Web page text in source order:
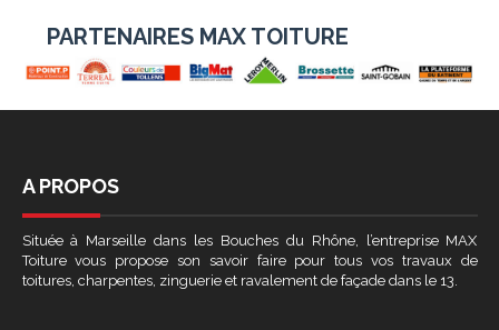
PARTENAIRES MAX TOITURE
A PROPOS
Située à Marseille dans les Bouches du Rhône, l’entreprise MAX
Toiture vous propose son savoir faire pour tous vos travaux de
toitures, charpentes, zinguerie et ravalement de façade dans le 13.